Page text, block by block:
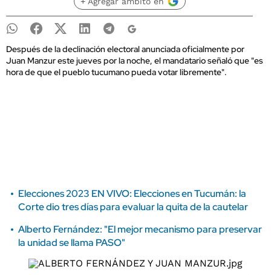
Después de la declinación electoral anunciada oficialmente por
Juan Manzur este jueves por la noche, el mandatario señaló que "es
hora de que el pueblo tucumano pueda votar libremente".
Elecciones 2023 EN VIVO: Elecciones en Tucumán: la
Corte dio tres días para evaluar la quita de la cautelar
Alberto Fernández: "El mejor mecanismo para preservar
la unidad se llama PASO"